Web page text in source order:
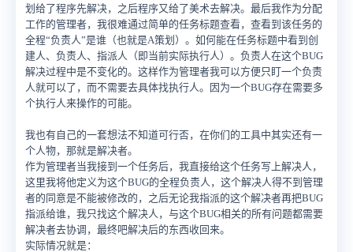
划给了程序先解决，之后程序又给了美术去解决。最后我作为分配
工作的管理者，我很难通过简单的任务标题查看，查看到该任务的
全程“负责人”是谁（也就是A策划）。如何能在任务标题中看到创
建人、负责人、指派人（即当前实际执行人）。负责人在这个BUG
解决过程中是不变化的。这样作为管理者我可以方便只盯一个负责
人就可以了，而不需要去具体找执行人。因为一个BUG存在需要多
个执行人来操作的可能。
我也有自己的一套想法不知道可行否，在你们的工具中其实还有一
个人物，那就是解决者。
作为管理者当我接到一个任务后，我直接给这个任务写上解决人，
这里我将他定义为这个BUG的全程负责人，这个解决人得不到管理
者的同意是不能被修改的，之后无论我指派的这个解决者再把BUG
指派给谁，我只找这个解决人，与这个BUG相关的所有问题都需要
解决者去协调，最终吧解决后的东西收回来。
实际情况就是：